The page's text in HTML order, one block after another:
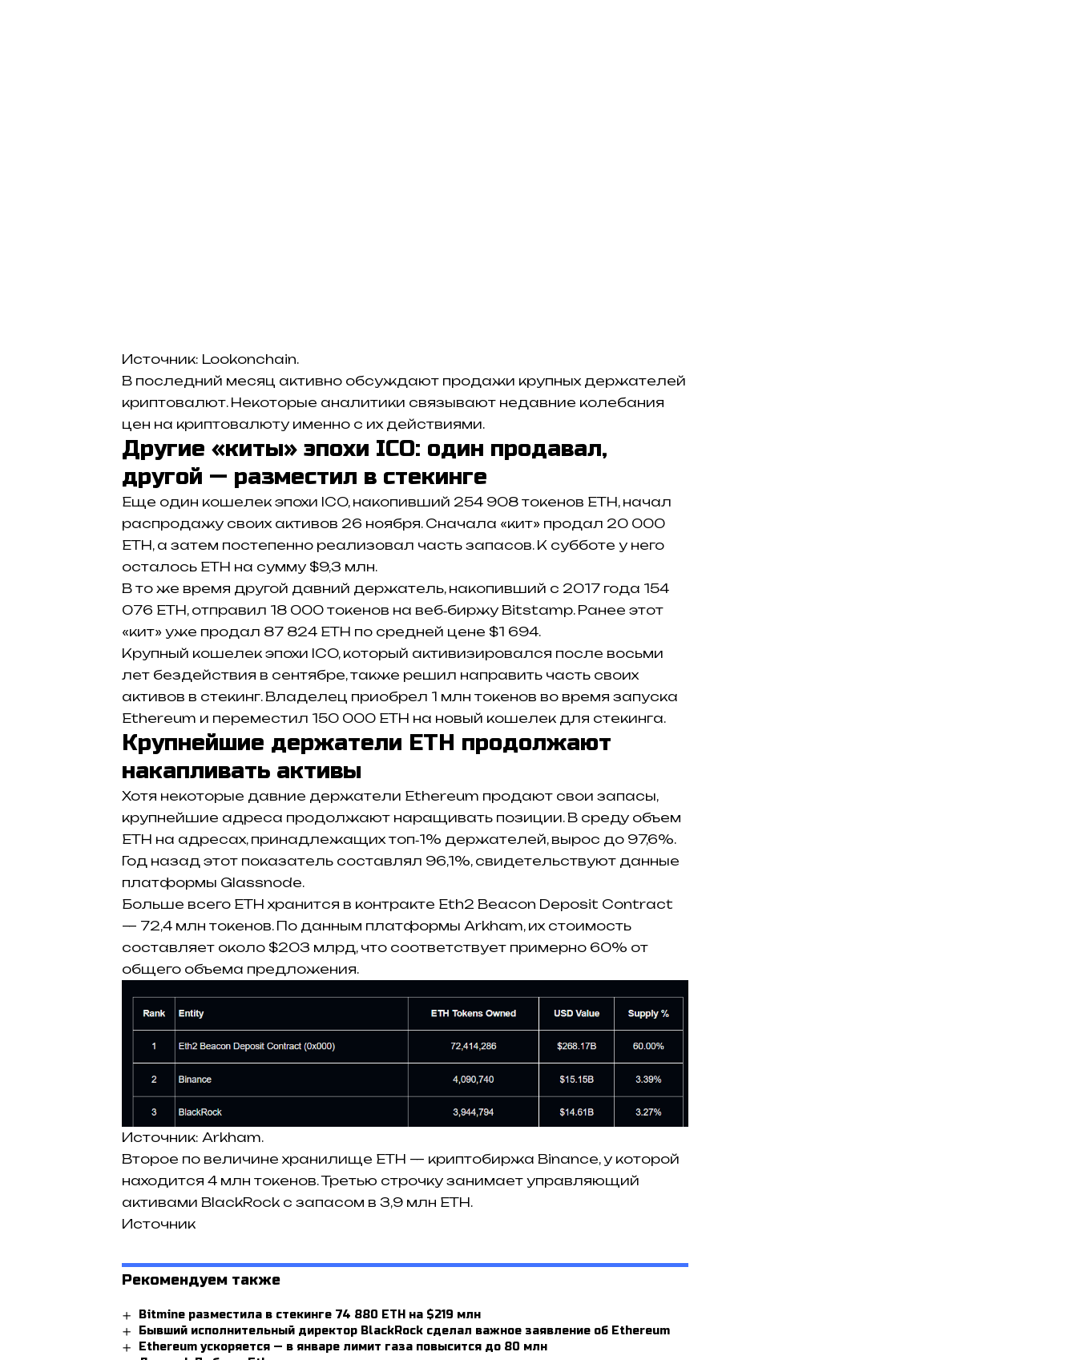
Источник: Lookonchain.
В последний месяц активно обсуждают продажи крупных держателей
криптовалют. Некоторые аналитики связывают недавние колебания
цен на криптовалюту именно с их действиями.
Другие «киты» эпохи ICO: один продавал,
другой — разместил в стекинге
Еще один кошелек эпохи ICO, накопивший 254 908 токенов ETH, начал
распродажу своих активов 26 ноября. Сначала «кит» продал 20 000
ETH, а затем постепенно реализовал часть запасов. К субботе у него
осталось ETH на сумму $9,3 млн.
В то же время другой давний держатель, накопивший с 2017 года 154
076 ETH, отправил 18 000 токенов на веб‑биржу Bitstamp. Ранее этот
«кит» уже продал 87 824 ETH по средней цене $1 694.
Крупный кошелек эпохи ICO, который активизировался после восьми
лет бездействия в сентябре, также решил направить часть своих
активов в стекинг. Владелец приобрел 1 млн токенов во время запуска
Ethereum и переместил 150 000 ETH на новый кошелек для стекинга.
Крупнейшие держатели ETH продолжают
накапливать активы
Хотя некоторые давние держатели Ethereum продают свои запасы,
крупнейшие адреса продолжают наращивать позиции. В среду объем
ETH на адресах, принадлежащих топ‑1% держателей, вырос до 97,6%.
Год назад этот показатель составлял 96,1%, свидетельствуют данные
платформы Glassnode.
Больше всего ETH хранится в контракте Eth2 Beacon Deposit Contract
— 72,4 млн токенов. По данным платформы Arkham, их стоимость
составляет около $203 млрд, что соответствует примерно 60% от
общего объема предложения.
Источник: Arkham.
Второе по величине хранилище ETH — криптобиржа Binance, у которой
находится 4 млн токенов. Третью строчку занимает управляющий
активами BlackRock с запасом в 3,9 млн ETH.
Источник
Рекомендуем также
Bitmine разместила в стекинге 74 880 ETH на $219 млн
Бывший исполнительный директор BlackRock сделал важное заявление об Ethereum
Ethereum ускоряется — в январе лимит газа повысится до 80 млн